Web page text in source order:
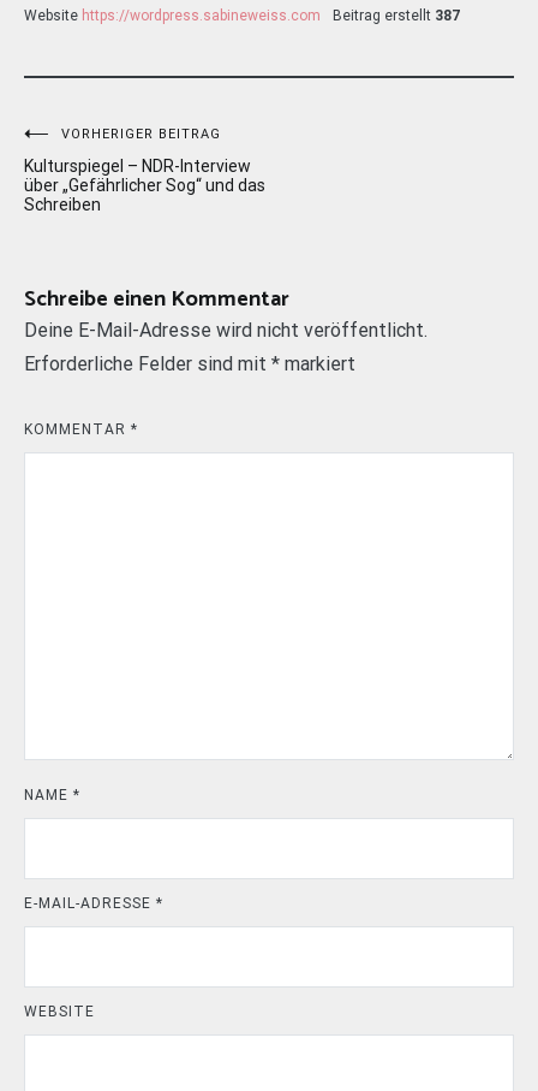
Website https://wordpress.sabineweiss.com Beitrag erstellt 387
Beitragsnavigation
VORHERIGER BEITRAG
Kulturspiegel – NDR-Interview
über „Gefährlicher Sog“ und das
Schreiben
Schreibe einen Kommentar
Deine E-Mail-Adresse wird nicht veröffentlicht.
Erforderliche Felder sind mit * markiert
KOMMENTAR *
NAME *
E-MAIL-ADRESSE *
WEBSITE